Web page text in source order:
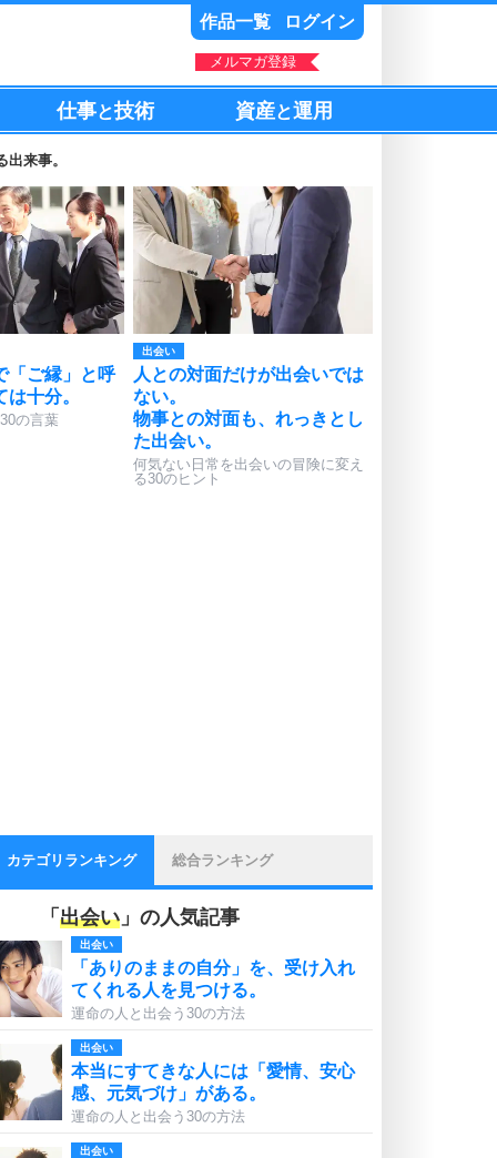
作品一覧 ログイン
メルマガ登録
仕事と技術 資産と運用
来事。
「ご縁」と呼
十分。
の言葉
出会い
人との対面だけが出会いでは
ない。
物事との対面も、れっきとし
た出会い。
何気ない日常を出会いの冒険に変え
る30のヒント
カテゴリランキング 総合ランキング
「 出会い 」の人気記事
出会い
「ありのままの自分」を、受け入れ
てくれる人を見つける。
運命の人と出会う30の方法
出会い
本当にすてきな人には「愛情、安心
感、元気づけ」がある。
運命の人と出会う30の方法
出会い